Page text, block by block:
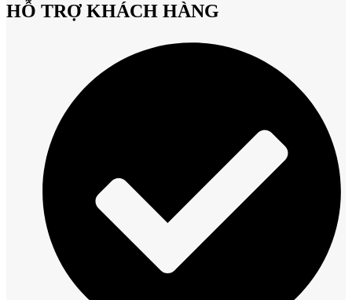
HỖ TRỢ KHÁCH HÀNG